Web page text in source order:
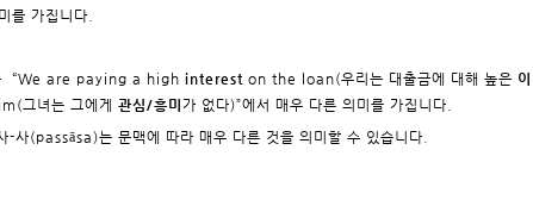
를 가집니다.
“We are paying a high interest on the loan(우리는 대출금에 대해 높은 이
그녀는 그에게 관심/흥미 가 없다)”에서 매우 다른 의미를 가집니다.
(passāsa)는 문맥에 따라 매우 다른 것을 의미할 수 있습니다.